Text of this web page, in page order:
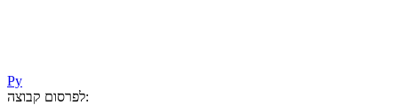
Ру
לפרסום קבוצה: